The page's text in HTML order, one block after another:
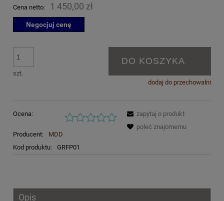
Cena netto: 1 450,00 zł
Negocjuj cenę
szt.
DO KOSZYKA
dodaj do przechowalni
Ocena:
Producent:
MDD
Kod produktu:
GRFP01
zapytaj o produkt
poleć znajomemu
Opis